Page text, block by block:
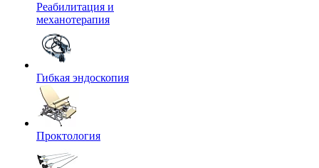
Реабилитация и
механотерапия
Гибкая эндоскопия
Проктология